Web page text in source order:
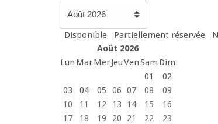
Disponible Partiellement réservée
Août 2026
Lun MarMerJeuVenSam Dim
01
02
03
04 05 06 07 08
09
10
11 12 13 14 15
16
17
18 19 20 21 22
23